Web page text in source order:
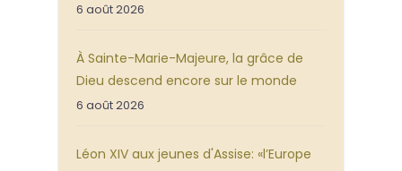
6 août 2026
À Sainte-Marie-Majeure, la grâce de
Dieu descend encore sur le monde
6 août 2026
Léon XIV aux jeunes d'Assise: «l’Europe